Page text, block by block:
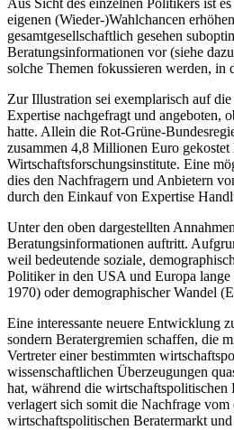
Aus Sicht des einzelnen Politikers ist
eigenen (Wieder-)Wahlchancen
gesamtgesellschaftlich gesehen
Beratungsinformationen vor (siehe
solche Themen fokussieren werden, in
Zur Illustration sei exemplarisch auf
Expertise nachgefragt und angeboten,
hatte. Allein die Rot-Grüne-
zusammen 4,8 Millionen Euro
Wirtschaftsforschungsinstitute. Eine
dies den Nachfragern und Anbietern
durch den Einkauf von Expertise
Unter den oben dargestellten
Beratungsinformationen auftritt.
weil bedeutende soziale,
Politiker in den USA und Europa
1970) oder demographischer Wandel
Eine interessante neuere Entwicklung
sondern Beratergremien schaffen, die
Vertreter einer bestimmten
wissenschaftlichen Überzeugungen
hat, während die
verlagert sich somit die Nachfrage
wirtschaftspolitischen Beratermarkt